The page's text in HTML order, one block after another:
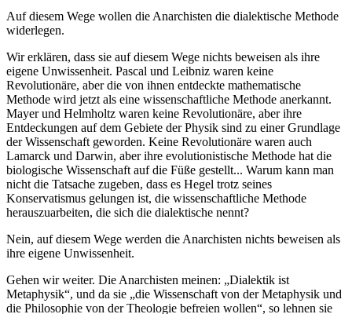
Auf diesem Wege wollen die Anarchisten die dialektische Methode
widerlegen.
Wir erklären, dass sie auf diesem Wege nichts beweisen als ihre
eigene Unwissenheit. Pascal und Leibniz waren keine
Revolutionäre, aber die von ihnen entdeckte mathematische
Methode wird jetzt als eine wissenschaftliche Methode anerkannt.
Mayer und Helmholtz waren keine Revolutionäre, aber ihre
Entdeckungen auf dem Gebiete der Physik sind zu einer Grundlage
der Wissenschaft geworden. Keine Revolutionäre waren auch
Lamarck und Darwin, aber ihre evolutionistische Methode hat die
biologische Wissenschaft auf die Füße gestellt... Warum kann man
nicht die Tatsache zugeben, dass es Hegel trotz seines
Konservatismus gelungen ist, die wissenschaftliche Methode
herauszuarbeiten, die sich die dialektische nennt?
Nein, auf diesem Wege werden die Anarchisten nichts beweisen als
ihre eigene Unwissenheit.
Gehen wir weiter. Die Anarchisten meinen: „Dialektik ist
Metaphysik“, und da sie „die Wissenschaft von der Metaphysik und
die Philosophie von der Theologie befreien wollen“, so lehnen sie